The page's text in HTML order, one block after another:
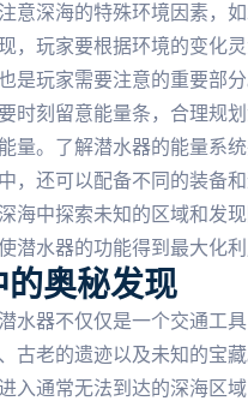
意深海的特殊环境因素，
，玩家要根据环境的变化
是玩家需要注意的重要部
时刻留意能量条，合理规
量。了解潜水器的能量系
，还可以配备不同的装备
海中探索未知的区域和发
潜水器的功能得到最大化利
奥秘发现
水器不仅仅是一个交通工
古老的遗迹以及未知的宝
入通常无法到达的深海区